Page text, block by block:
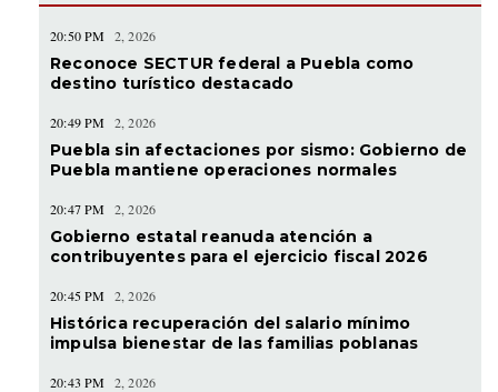
20:50 PM 2, 2026
Reconoce SECTUR federal a Puebla como
destino turístico destacado
20:49 PM 2, 2026
Puebla sin afectaciones por sismo: Gobierno de
Puebla mantiene operaciones normales
20:47 PM 2, 2026
Gobierno estatal reanuda atención a
contribuyentes para el ejercicio fiscal 2026
20:45 PM 2, 2026
Histórica recuperación del salario mínimo
impulsa bienestar de las familias poblanas
20:43 PM 2, 2026